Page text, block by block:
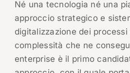
Né una tecnologia né una
approccio strategico e
digitalizzazione dei
complessità che ne
enterprise è il primo